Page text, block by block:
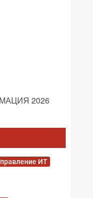
2026
ИТ